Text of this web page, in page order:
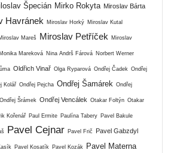
Špecián Mirko Rokyta Miroslav Bárta
Havránek Miroslav Horký Miroslav Kutal
Mareš Miroslav Petříček Miroslav
Monika Mareková Nina Andrš Fárová Norbert Werner
Oldřich Vinař Olga Ryparová Ondřej Čadek Ondřej
Kolář Ondřej Pejcha Ondřej Šamárek Ondřej
Ondřej Šrámek Ondřej Vencálek Otakar Foltýn Otakar
Kořenář Paul Ermite Paulína Tabery Pavel Bakule
Pavel Cejnar Pavel Frič Pavel Gabzdyl
Pavel Kosatík Pavel Kozák Pavel Materna